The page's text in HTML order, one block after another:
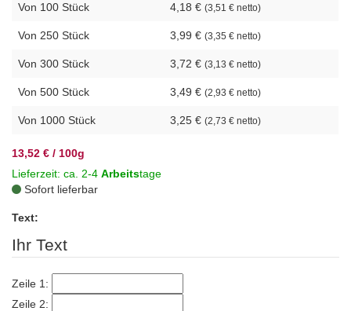
Von 100 Stück 4,18 € (3,51 € netto)
Von 250 Stück 3,99 € (3,35 € netto)
Von 300 Stück 3,72 € (3,13 € netto)
Von 500 Stück 3,49 € (2,93 € netto)
Von 1000 Stück 3,25 € (2,73 € netto)
13,52 € / 100g
Lieferzeit: ca. 2-4 Arbeitstage
Sofort lieferbar
Text:
Ihr Text
Zeile 1:
Zeile 2: